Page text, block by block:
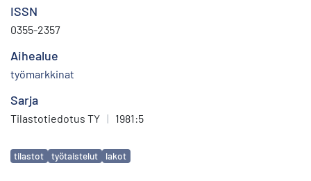
ISSN
0355-2357
Aihealue
työmarkkinat
Sarja
Tilastotiedotus TY | 1981:5
Avainsanat
tilastot työtaistelut lakot